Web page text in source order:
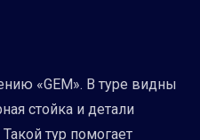
«GEM». В туре видны
стойка и детали
тур помогает